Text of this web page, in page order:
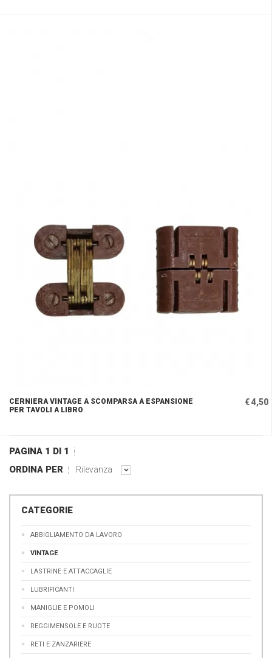
CERNIERA VINTAGE A SCOMPARSA A ESPANSIONE
PER TAVOLI A LIBRO
€ 4,50
PAGINA 1 DI 1
ORDINA PER
Rilevanza
CATEGORIE
ABBIGLIAMENTO DA LAVORO
VINTAGE
LASTRINE E ATTACCAGLIE
LUBRIFICANTI
MANIGLIE E POMOLI
REGGIMENSOLE E RUOTE
RETI E ZANZARIERE